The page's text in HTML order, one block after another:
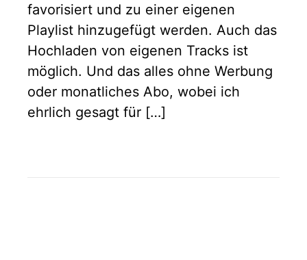
favorisiert und zu einer eigenen
Playlist hinzugefügt werden. Auch das
Hochladen von eigenen Tracks ist
möglich. Und das alles ohne Werbung
oder monatliches Abo, wobei ich
ehrlich gesagt für […]